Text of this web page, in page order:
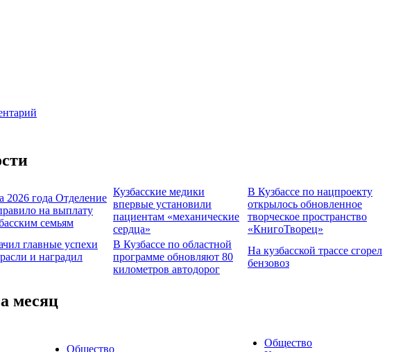
2026 года Отделение
на выплату
семьям
Кузбасские медики
впервые установили
пациентам «механические
сердца»
В Кузбассе по нацпроекту
открылось обновленное
творческое пространство
«КнигоТворец»
главные успехи
и наградил
В Кузбассе по областной
программе обновляют 80
километров автодорог
На кузбасской трассе сгорел
бензовоз
месяц
Общество
Общество